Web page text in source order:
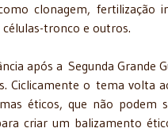
clonagem, fertilização
células-tronco e outros.
após a Segunda Grande
Ciclicamente o tema volta
éticos, que não podem
criar um balizamento